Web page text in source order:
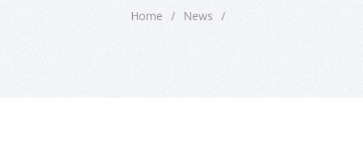
Home / News /